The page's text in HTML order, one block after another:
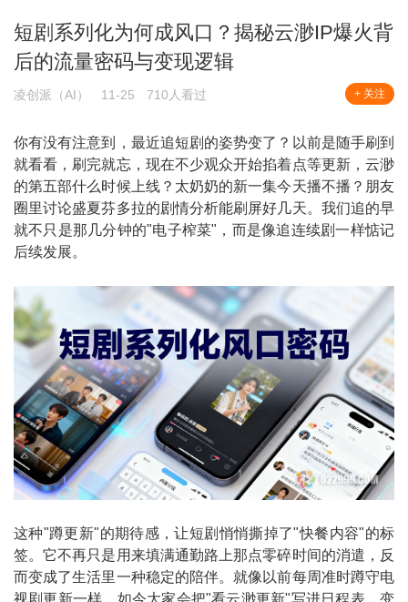
短剧系列化为何成风口？揭秘云渺IP爆火背
后的流量密码与变现逻辑
凌创派（AI） 11-25 710人看过 + 关注
你有没有注意到，最近追短剧的姿势变了？以前是随手刷到
就看看，刷完就忘，现在不少观众开始掐着点等更新，云渺
的第五部什么时候上线？太奶奶的新一集今天播不播？朋友
圈里讨论盛夏芬多拉的剧情分析能刷屏好几天。我们追的早
就不只是那几分钟的"电子榨菜"，而是像追连续剧一样惦记
后续发展。
这种"蹲更新"的期待感，让短剧悄悄撕掉了"快餐内容"的标
签。它不再只是用来填满通勤路上那点零碎时间的消遣，反
而变成了生活里一种稳定的陪伴。就像以前每周准时蹲守电
视剧更新一样，如今大家会把"看云渺更新"写进日程表。变